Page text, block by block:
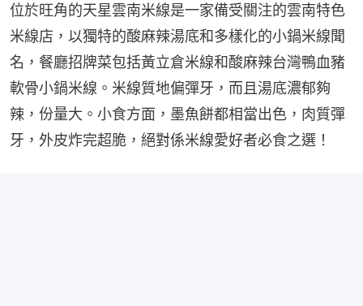
位於旺角的天星雲南米線是一家備受關注的雲南特色
米線店，以獨特的酸麻辣湯底和多樣化的小鍋米線聞
名，餐廳招牌菜包括黃立倉米線和酸麻辣台灣鴨血豬
軟骨小鍋米線。米線質地偏彈牙，而且湯底濃郁夠
辣，份量大。小食方面，墨魚餅都相當出色，肉質彈
牙，外皮炸完超脆，絕對係米線愛好者必食之選！